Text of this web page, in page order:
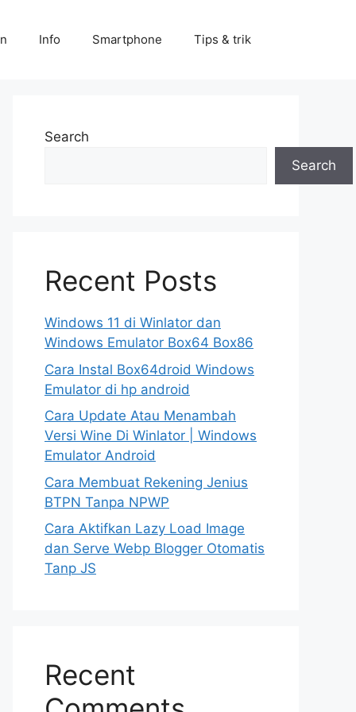
Info Smartphone Tips & trik
Search
Search
Recent Posts
Windows 11 di Winlator dan
Windows Emulator Box64 Box86
Cara Instal Box64droid Windows
Emulator di hp android
Cara Update Atau Menambah
Versi Wine Di Winlator | Windows
Emulator Android
Cara Membuat Rekening Jenius
BTPN Tanpa NPWP
Cara Aktifkan Lazy Load Image
dan Serve Webp Blogger Otomatis
Tanp JS
Recent